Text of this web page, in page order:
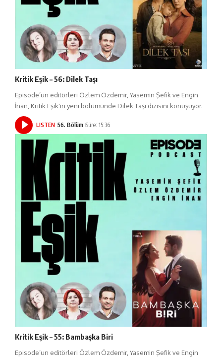
Kritik Eşik – 56: Dilek Taşı
Episode’un editörleri Özlem Özdemir, Yasemin Şefik ve Engin
İnan, Kritik Eşik'in yeni bölümünde Dilek Taşı dizisini konuşuyor.
LISTEN 56. Bölüm Süre: 15:36
Kritik Eşik – 55: Bambaşka Biri
Episode’un editörleri Özlem Özdemir, Yasemin Şefik ve Engin